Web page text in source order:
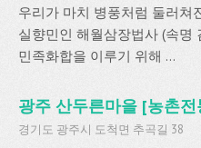
우리가 마치 병풍처럼 둘러쳐
실향민인 해월삼장법사 (속명
민족화합을 이루기 위해 ...
광주 산두른마을 [농촌
경기도 광주시 도척면 추곡길 38